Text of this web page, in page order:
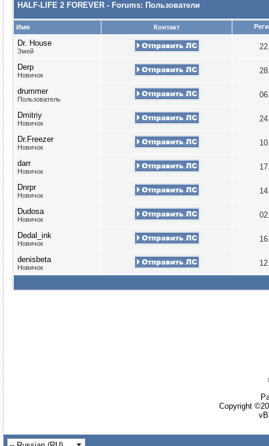
HALF-LIFE 2 FOREVER - Forums: Пользователи
Имя Контакт
Dr. House
Змей
Derp
Новичок
drummer
Пользователь
Dmitriy
Новичок
Dr.Freezer
Новичок
darr
Новичок
Dnrpr
Новичок
Dudosa
Новичок
Dedal_ink
Новичок
denisbeta
Новичок
Copyright